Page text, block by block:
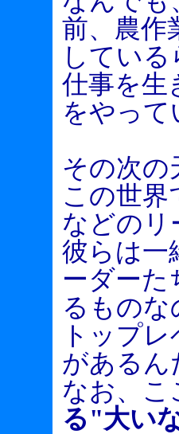
前、農作
してい
仕事を生
をやっ
その次の
この世界
などのリ
彼らは一
ーダーた
るもの
トップ
があるん
なお、こ
る"大い